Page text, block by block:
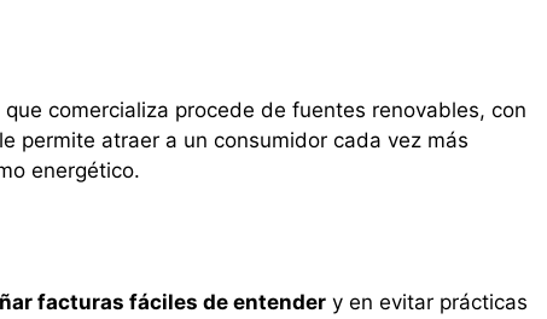
comercializa procede de fuentes renovables, con
permite atraer a un consumidor cada vez más
energético.
facturas fáciles de entendery en evitar prácticas